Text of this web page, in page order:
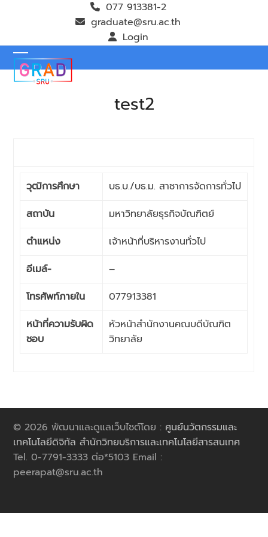
077 913381-2
graduate@sru.ac.th
Login
Open
mobile
Close
mobile
test2
วุฒิการศึกษา
บธ.บ./บธ.ม. สาชาการจัดการทั่วไป
สถาบัน
มหาวิทยาลัยธุรกิจบัณฑิตย์
ตำแหน่ง
เจ้าหน้าที่บริหารงานทั่วไป
อีเมล์-
–
โทรศัพท์ภายใน
077913381
หน้าที่ความรับผิด
ชอบ
หัวหน้าสำนักงานคณบดีบัณฑิต
วิทยาลัย
© 2026 พัฒนาและดูแลเว็บไซต์โดย : ศูนย์นวัตกรรมและ
เทคโนโลยีดิจิทัล สำนักวิทยบริการและเทคโนโลยีสารสนเทศ
Tel. 0-7791-3333 ต่อ*5103 Email :
peerapat@sru.ac.th